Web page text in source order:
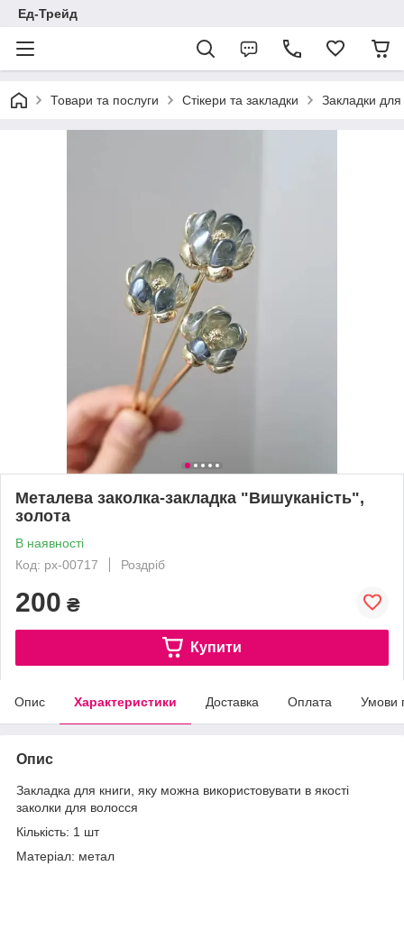
Ед-Трейд
Товари та послуги Стікери та закладки Закладки для
Металева заколка-закладка "Вишуканість",
золота
В наявності
Код: px-00717
Роздріб
200 ₴
Купити
Опис Характеристики Доставка Оплата Умови
Опис
Закладка для книги, яку можна використовувати в якості
заколки для волосся
Кількість: 1 шт
Матеріал: метал